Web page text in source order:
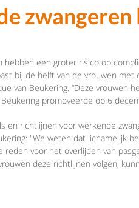
hebben een groter risico op
bij de helft van de vrouwen met
van Beukering. “Deze vrouwen
promoveerde op 6
en richtlijnen voor werkende
"We weten dat
voor het overlijden van
deze richtlijnen volgen,